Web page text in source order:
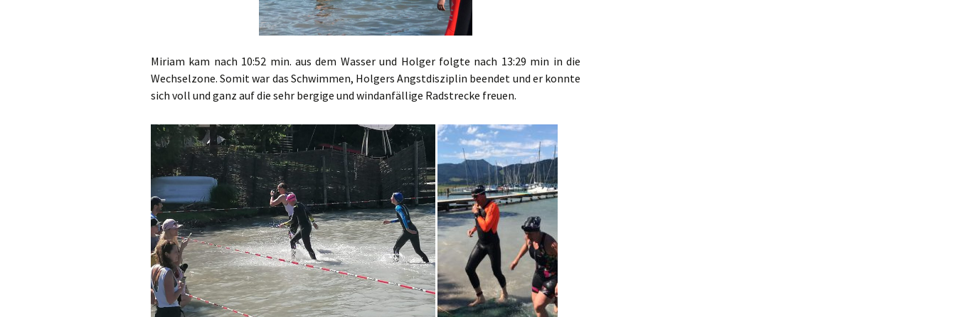
Miriam kam nach 10:52 min. aus dem Wasser und Holger folgte nach 13:29 min in die
Wechselzone. Somit war das Schwimmen, Holgers Angstdisziplin beendet und er konnte
sich voll und ganz auf die sehr bergige und windanfällige Radstrecke freuen.